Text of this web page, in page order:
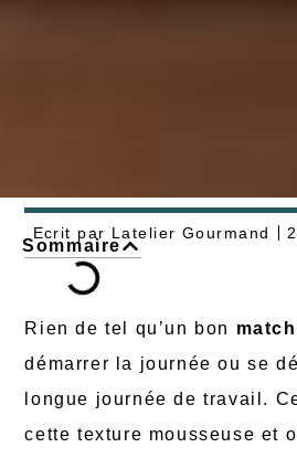
Ecrit par Latelier Gourmand
Sommaire
Rien de tel qu’un bon
démarrer la journée ou se
longue journée de travail.
cette texture mousseuse et